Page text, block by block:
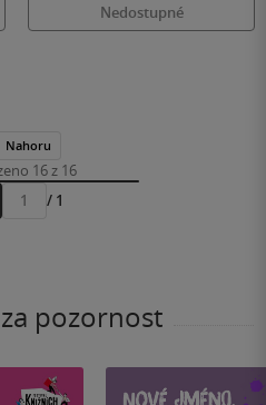
Nedostupné
Nahoru
16 z 16
Přejít
/ 1
pozornost